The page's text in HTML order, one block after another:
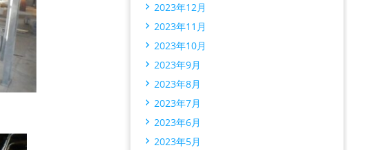
2023年12月
2023年11月
2023年10月
2023年9月
2023年8月
2023年7月
2023年6月
2023年5月